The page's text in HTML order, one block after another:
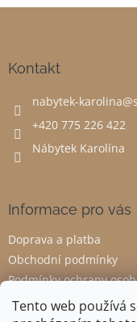
Tento web používá
Kontakt
nabytek-karolina@
+420 775 226 422
Nábytek Karolína
Informace pro vás
Doprava a platba
Obchodní podmínky
Podmínky ochrany
Odstoupení od smlouvy